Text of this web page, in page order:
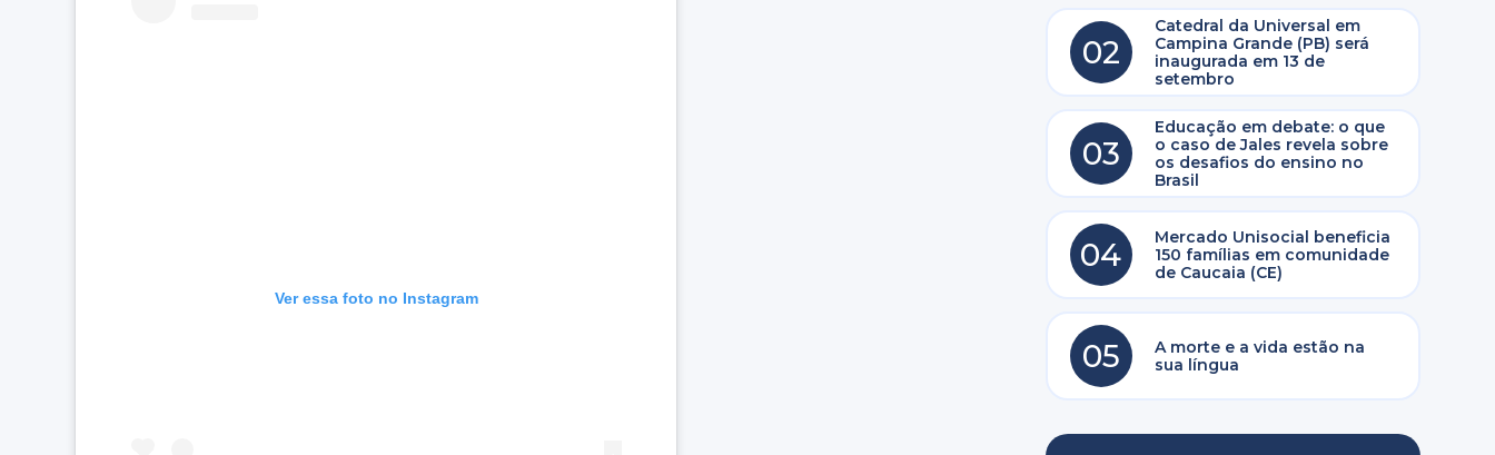
Ver essa foto no Instagram
02
Catedral da Universal em
Campina Grande (PB) será
inaugurada em 13 de
setembro
03
Educação em debate: o que
o caso de Jales revela sobre
os desafios do ensino no
Brasil
04
Mercado Unisocial beneficia
150 famílias em comunidade
de Caucaia (CE)
05
A morte e a vida estão na
sua língua